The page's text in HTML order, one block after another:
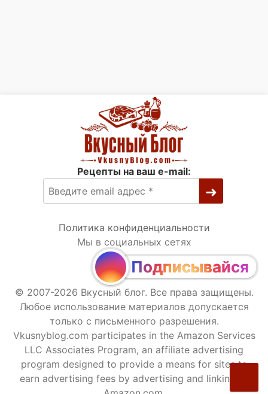
Рецепты на ваш e-mail:
Политика конфиденциальности
Мы в социальных сетях
Подписывайся
© 2007-2026 Вкусный блог. Все права защищены.
Любое использование материалов допускается
только с письменного разрешения.
Vkusnyblog.com participates in the Amazon Services
LLC Associates Program, an affiliate advertising
program designed to provide a means for sites to
earn advertising fees by advertising and linking to